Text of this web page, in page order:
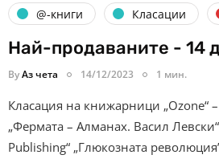
@-книги Класации
Най-продаваните - 14
ByАз чета 14/12/2023 1 мин.
Класация на книжарници „Ozone“
„Фермата – Алманах. Васил
Publishing“ „Глюкозната